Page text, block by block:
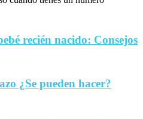
recién nacido: Consejos
¿Se pueden hacer?